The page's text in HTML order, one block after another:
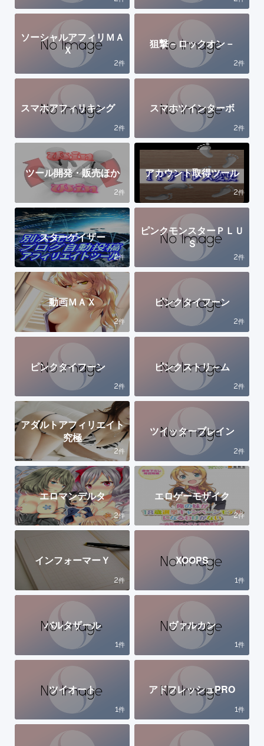
ソーシャルアフィリＭＡ
Ｘ
2件
狙撃－ロックオン－
2件
スマホアフィリキング
2件
スマホツインターボ
2件
ツール開発・販売ほか
2件
アカウント取得ツール
2件
スターゲイザー
2件
ピンクモンスターＰＬＵ
Ｓ
2件
動画ＭＡＸ
2件
ピンクタイフーン
2件
ピンクタイフーン
2件
ピンクストリ～ム
2件
アダルトアフィリエイト
究極
2件
ツイッターブレイン
2件
エロマンデルタ
2件
エロゲーモザイク
2件
インフォーマーＹ
2件
XOOPS
1件
バルタザール
1件
ヴァルカン
1件
ツイオート
1件
アドフレッシュPRO
1件